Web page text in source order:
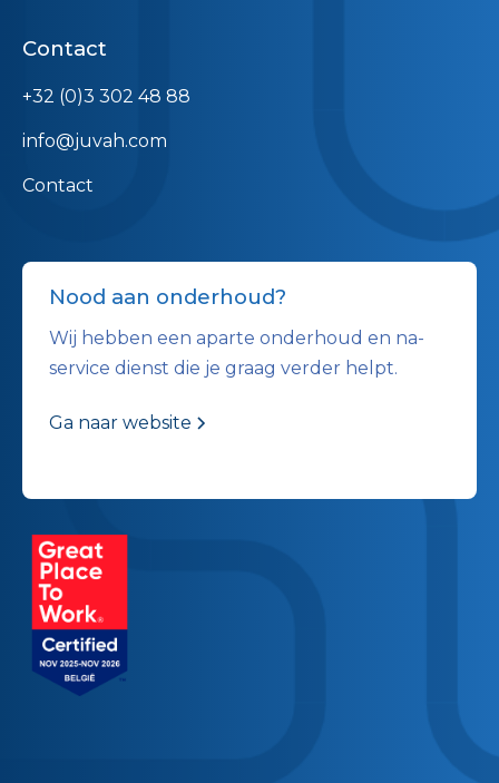
Contact
+32 (0)3 302 48 88
info@juvah.com
Contact
Nood aan onderhoud?
Wij hebben een aparte onderhoud en na-
service dienst die je graag verder helpt.
Ga naar website